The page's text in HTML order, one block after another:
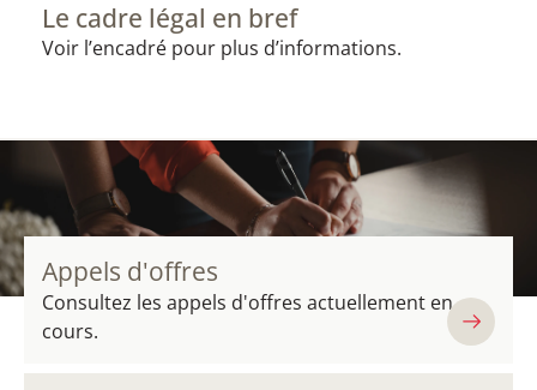
Le cadre légal en bref
Voir l’encadré pour plus d’informations.
Appels d'offres
Consultez les appels d'offres actuellement en
cours.